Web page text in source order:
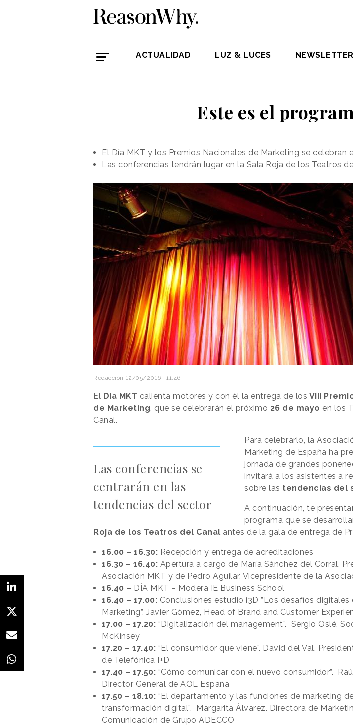
ACTUALIDAD LUZ & LUCES NEWSLETTER
Este es el
El Día MKT y los Premios Nacionales de Marketing se celebran
Las conferencias tendrán lugar en la Sala Roja de los Teatros
Redacción 12/05/2016 · 11:46
El Día MKT calienta motores y con él la entrega de los VIII
de Marketing , que se celebrarán el próximo 26 de mayo en los
Canal.
Las conferencias se
centrarán en las
tendencias del sector
Para celebrarlo, la
Marketing de España ha
jornada de grandes
invitará a los asistentes a
sobre las tendencias del
A continuación, te
programa que se
Roja de los Teatros del Canal antes de la gala de entrega de
16.00 – 16.30: Recepción y entrega de acreditaciones
16.30 – 16.40: Apertura a cargo de María Sánchez del Corral,
Asociación MKT y de Pedro Aguilar, Vicepresidente de la
16.40 – DÍA MKT – Modera IE Business School
16.40 – 17.00: Conclusiones estudio i3D ”Los desafíos
Marketing”. Javier Gómez, Head of Brand and Customer
17.00 – 17.20: “Digitalización del management”. Sergio Oslé,
McKinsey
17.20 – 17.40: “El consumidor que viene”. David del Val,
de Telefónica I+D
17.40 – 17.50: “Cómo comunicar con el nuevo consumidor”.
Director General de AOL España
17.50 – 18.10: “El departamento y las funciones de marketing
transformación digital”. Margarita Álvarez. Directora de
Comunicación de Grupo ADECCO